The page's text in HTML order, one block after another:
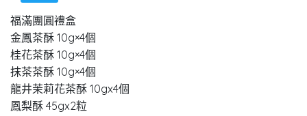
福滿團圓禮盒
金鳳茶酥 10g×4個
桂花茶酥 10g×4個
抹茶茶酥 10g×4個
龍井茉莉花茶酥 10gx4個
鳳梨酥 45gx2粒